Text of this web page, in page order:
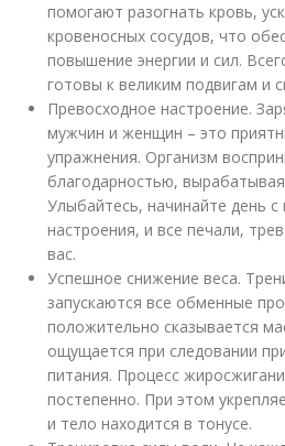
помогают разогнать кровь,
кровеносных сосудов, что
повышение энергии и сил.
готовы к великим подвигам и
Превосходное настроение.
мужчин и женщин – это
упражнения. Организм
благодарностью,
Улыбайтесь, начинайте день с
настроения, и все печали,
вас.
Успешное снижение веса.
запускаются все обменные
положительно сказывается
ощущается при следовании
питания. Процесс
постепенно. При этом
и тело находится в тонусе.